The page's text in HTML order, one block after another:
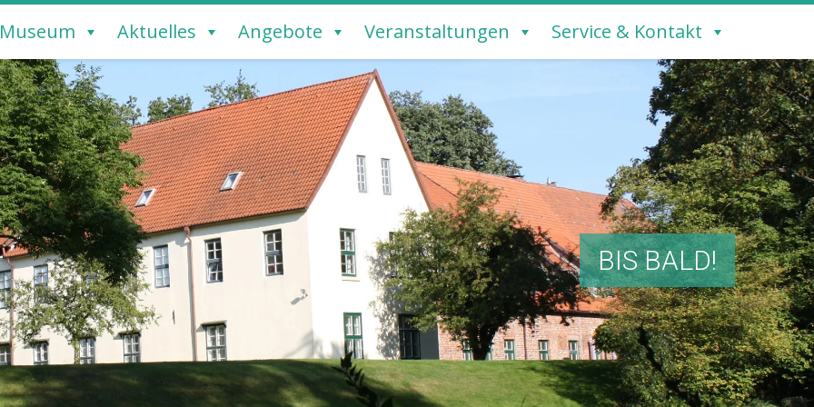
Museum Aktuelles Angebote Veranstaltungen Service & Kontakt
BIS BALD!